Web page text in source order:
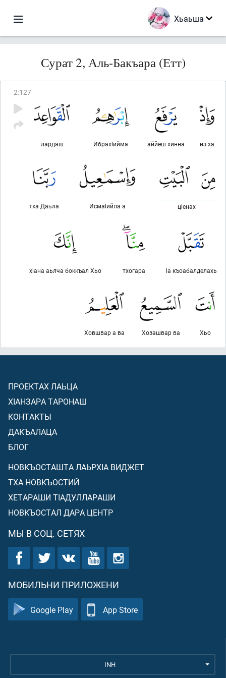
Хьаьша
Сурат 2, Аль-Бакъара (Етт)
2:127
из ха
аййеш хинна
Ибрахlийма
лардаш
цlенах
Исмаlийла а
тха Даьла
lа къоабалделахь
тхогара
хlана аьлча боккъал Хьо
Хьо
Хозашвар ва
Ховшвар а ва
ПРОЕКТАХ ЛАЬЦА
ХIАНЗАРА ТАРОНАШ
КОНТАКТЫ
ДАКЪАЛАЦА
БЛОГ
НОВКЪОСТАШТА ЛАЬРХIА ВИДЖЕТ
ТХА НОВКЪОСТИЙ
ХЕТАРАШИ ТIАДУЛЛАРАШИ
НОВКЪОСТАЛ ДАРА ЦЕНТР
МЫ В СОЦ. СЕТЯХ
МОБИЛЬНИ ПРИЛОЖЕНИ
Google Play App Store
INH